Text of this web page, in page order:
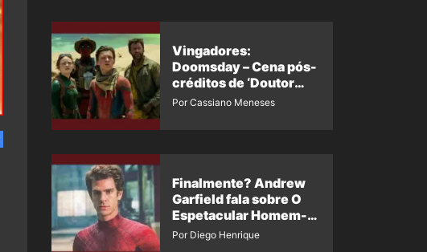
Vingadores:
Doomsday – Cena pós-
créditos de ‘Doutor
Destino’ é revelada
Por Cassiano Meneses
Finalmente? Andrew
Garfield fala sobre O
Espetacular Homem-
Aranha 3
Por Diego Henrique